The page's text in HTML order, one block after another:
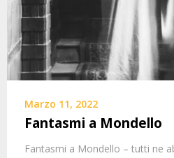
Marzo 11, 2022
Fantasmi a Mondello
Fantasmi a Mondello – tutti ne